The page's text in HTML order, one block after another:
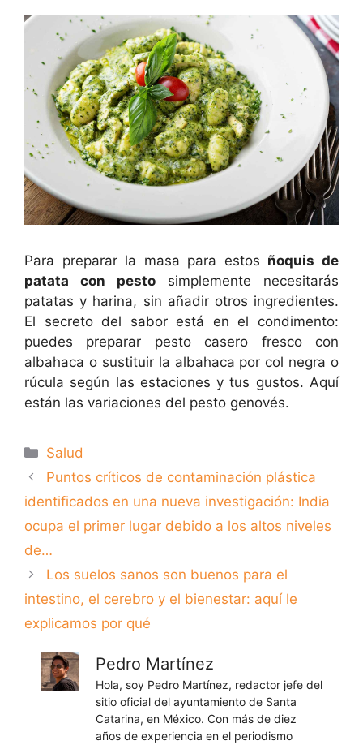
Para preparar la masa para estos ñoquis de
patata con pesto simplemente necesitarás
patatas y harina, sin añadir otros ingredientes.
El secreto del sabor está en el condimento:
puedes preparar pesto casero fresco con
albahaca o sustituir la albahaca por col negra o
rúcula según las estaciones y tus gustos. Aquí
están las variaciones del pesto genovés.
Categorías
Salud
Puntos críticos de contaminación plástica
identificados en una nueva investigación: India
ocupa el primer lugar debido a los altos niveles
de…
Los suelos sanos son buenos para el
intestino, el cerebro y el bienestar: aquí le
explicamos por qué
Pedro Martínez
Hola, soy Pedro Martínez, redactor jefe del
sitio oficial del ayuntamiento de Santa
Catarina, en México. Con más de diez
años de experiencia en el periodismo